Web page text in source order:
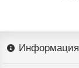
Информация